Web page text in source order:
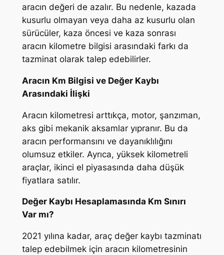
aracın değeri de azalır. Bu nedenle, kazada
kusurlu olmayan veya daha az kusurlu olan
sürücüler, kaza öncesi ve kaza sonrası
aracın kilometre bilgisi arasındaki farkı da
tazminat olarak talep edebilirler.
Aracın Km Bilgisi ve Değer Kaybı
Arasındaki İlişki
Aracın kilometresi arttıkça, motor, şanzıman,
aks gibi mekanik aksamlar yıpranır. Bu da
aracın performansını ve dayanıklılığını
olumsuz etkiler. Ayrıca, yüksek kilometreli
araçlar, ikinci el piyasasında daha düşük
fiyatlara satılır.
Değer Kaybı Hesaplamasında Km Sınırı
Var mı?
2021 yılına kadar, araç değer kaybı tazminatı
talep edebilmek için aracın kilometresinin